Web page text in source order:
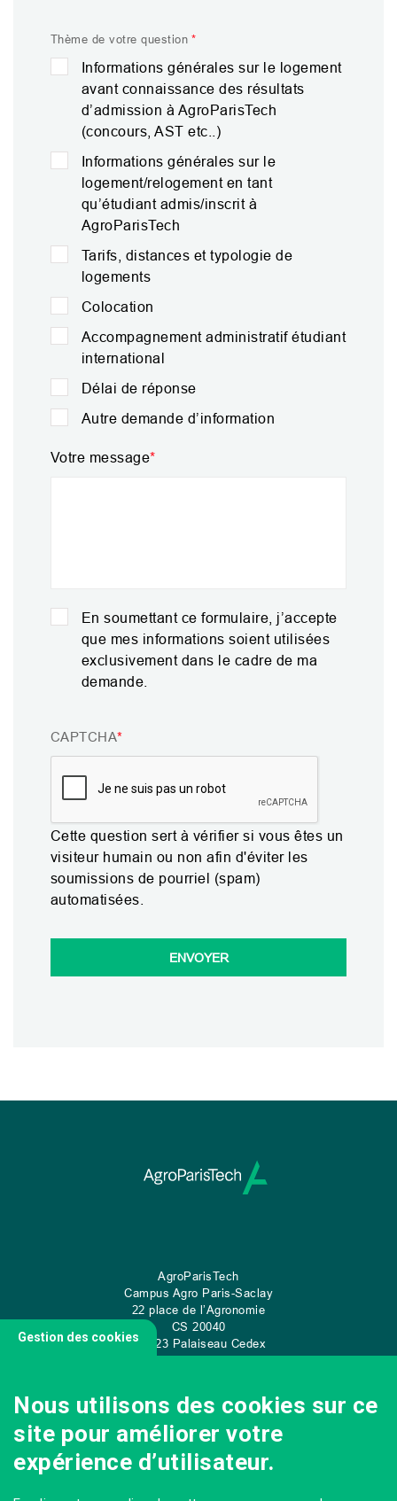
AgroParisTech
en filière
Thème de votre question
Informations générales sur le logement
avant connaissance des résultats
d’admission à AgroParisTech
(concours, AST etc..)
Informations générales sur le
logement/relogement en tant
qu’étudiant admis/inscrit à
AgroParisTech
Tarifs, distances et typologie de
logements
Colocation
Accompagnement administratif étudiant
international
Délai de réponse
Autre demande d’information
Votre message
En soumettant ce formulaire, j’accepte
que mes informations soient utilisées
exclusivement dans le cadre de ma
demande.
CAPTCHA
Cette question sert à vérifier si vous êtes un
visiteur humain ou non afin d'éviter les
soumissions de pourriel (spam)
automatisées.
ENVOYER
AgroParisTech
Campus Agro Paris-Saclay
22 place de l’Agronomie
CS 20040
91 123 Palaiseau Cedex
Tel: +33 (0)1 89 10 00 70
CONTACT
Gestion des cookies
Nous utilisons des cookies sur ce
site pour améliorer votre
expérience d’utilisateur.